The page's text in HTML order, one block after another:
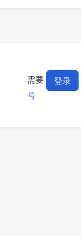
需要 登录
号